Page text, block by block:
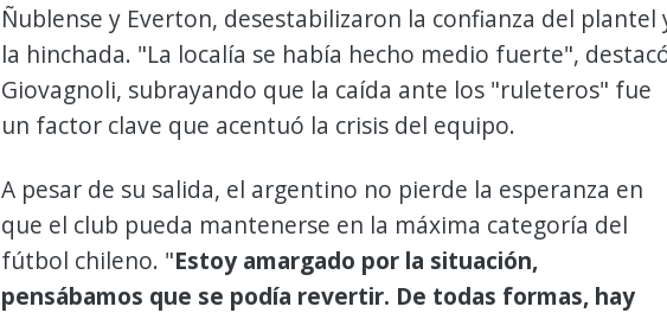
Ñublense y Everton, desestabilizaron la confianza del plantel
la hinchada. "La localía se había hecho medio fuerte",
Giovagnoli, subrayando que la caída ante los "ruleteros" fue
un factor clave que acentuó la crisis del equipo.
A pesar de su salida, el argentino no pierde la esperanza en
que el club pueda mantenerse en la máxima categoría del
fútbol chileno. "Estoy amargado por la situación,
pensábamos que se podía revertir. De todas formas, hay